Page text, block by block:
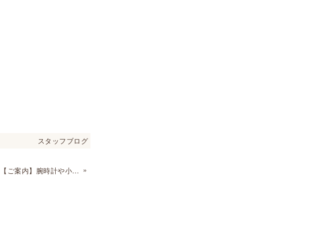
スタッフブログ
【ご案内】腕時計や小物なども買取しています～☆ »